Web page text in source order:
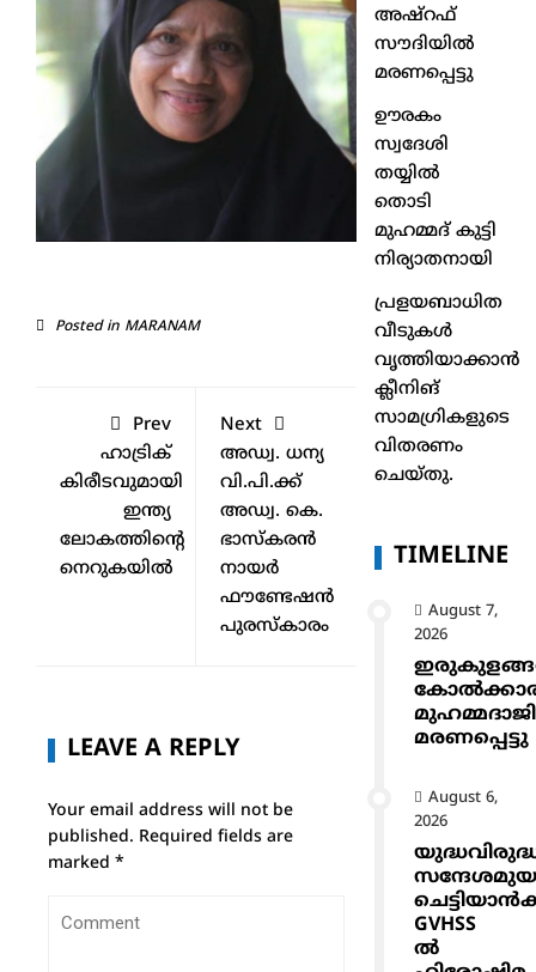
Posted in MARANAM
Prev
ഹാട്രിക്
കിരീടവുമായി
ഇന്ത്യ
ലോകത്തിന്റെ
നെറുകയിൽ
Next
അഡ്വ. ധന്യ
വി.പി.ക്ക്
അഡ്വ. കെ.
ഭാസ്കരൻ
നായർ
ഫൗണ്ടേഷൻ
പുരസ്കാരം
LEAVE A REPLY
Your email address will not be
published. Required fields are
marked *
അഷ്‌റഫ്
സൗദിയിൽ
മരണപ്പെട്ടു
ഊരകം
സ്വദേശി
തയ്യിൽ
തൊടി
മുഹമ്മദ് കുട്ടി
നിര്യാതനായി
പ്രളയബാധിത
വീടുകൾ
വൃത്തിയാക്കാൻ
ക്ലീനിങ്
സാമഗ്രികളുടെ
വിതരണം
ചെയ്തു.
TIMELINE
August 7,
2026
മുഹമ്മദാജി
മരണപ്പെട്ടു
August 6,
2026
GVHSS
ൽ